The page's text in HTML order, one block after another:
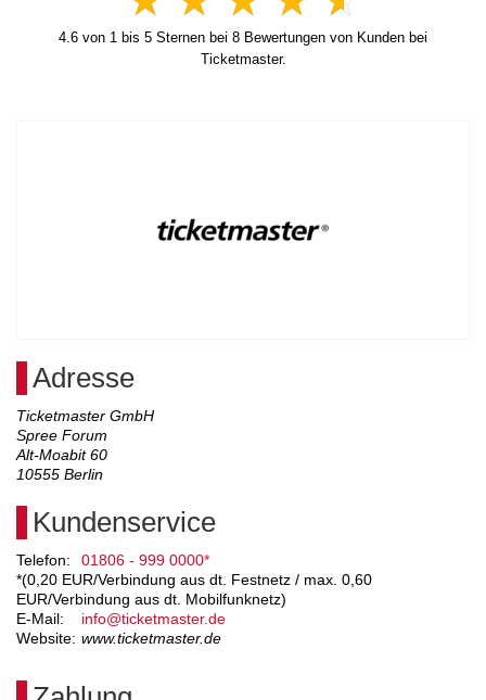
4.6 von 1 bis 5 Sternen bei 8 Bewertungen von Kunden bei
Ticketmaster.
Adresse
Ticketmaster GmbH
Spree Forum
Alt-Moabit 60
10555 Berlin
Kundenservice
Telefon:
01806 - 999 0000*
*(0,20 EUR/Verbindung aus dt. Festnetz / max. 0,60
EUR/Verbindung aus dt. Mobilfunknetz)
E-Mail:
info@ticketmaster.de
Website: www.ticketmaster.de